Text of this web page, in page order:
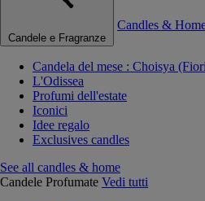
Candele e Fragranze
Candles &
Candela del mese : Choisya
L'Odissea
Profumi dell'estate
Iconici
Idee regalo
Exclusives candles
See all candles & home
Candele Profumate Vedi tutti